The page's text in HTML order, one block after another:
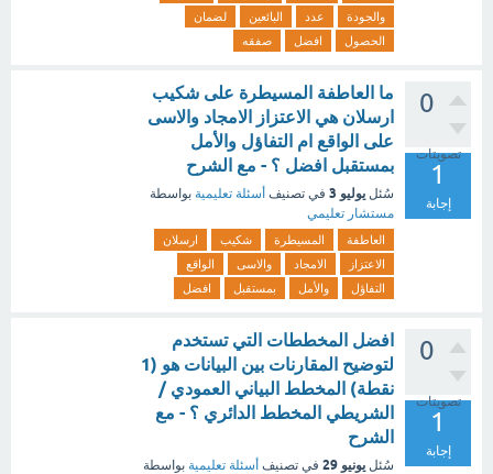
والجودة
عدد البائعين
لضمان
الحصول
افضل صفقه
0
تصويتات
1
إجابة
ما العاطفة المسيطرة على شكيب
ارسلان هي الاعتزاز الامجاد والاسى
على الواقع ام التفاؤل والأمل
بمستقبل افضل ؟ - مع الشرح
سُئل يوليو 3 في تصنيف أسئلة تعليمية بواسطة
مستشار تعليمي
العاطفة المسيطرة شكيب
ارسلان
الاعتزاز
الامجاد والاسى
الواقع
التفاؤل
والأمل بمستقبل افضل
0
تصويتات
1
إجابة
افضل المخططات التي تستخدم
لتوضيح المقارنات بين البيانات هو (1
نقطة) المخطط البياني العمودي /
الشريطي المخطط الدائري ؟ - مع
الشرح
سُئل يونيو 29 في تصنيف أسئلة تعليمية بواسطة